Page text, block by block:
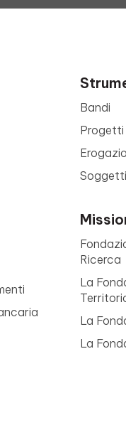
Bandi
Progetti
Ricerca
La
La
La